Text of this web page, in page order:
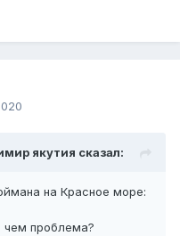
якутия сказал:
на Красное море:
чем проблема?